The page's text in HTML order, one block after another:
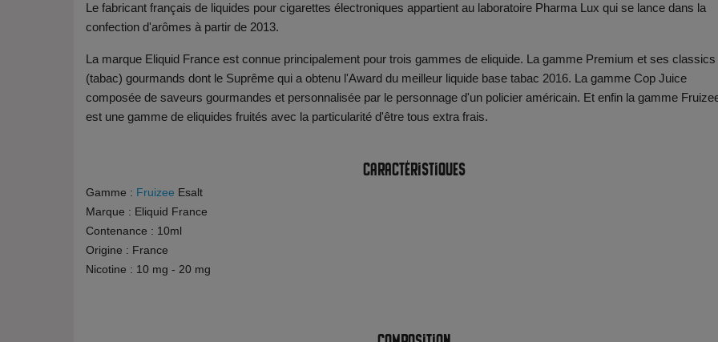
Le fabricant français de liquides pour cigarettes électroniques appartient au laboratoire Pharma Lux qui se lance dans la
confection d'arômes à partir de 2013.
La marque Eliquid France est connue principalement pour trois gammes de eliquide. La gamme Premium et ses classics
(tabac) gourmands dont le Suprême qui a obtenu l'Award du meilleur liquide base tabac 2016. La gamme Cop Juice
composée de saveurs gourmandes et personnalisée par le personnage d'un policier américain. Et enfin la gamme
est une gamme de eliquides fruités avec la particularité d'être tous extra frais.
Caractéristiques
Gamme : Fruizee Esalt
Marque : Eliquid France
Contenance : 10ml
Origine : France
Nicotine : 10 mg - 20 mg